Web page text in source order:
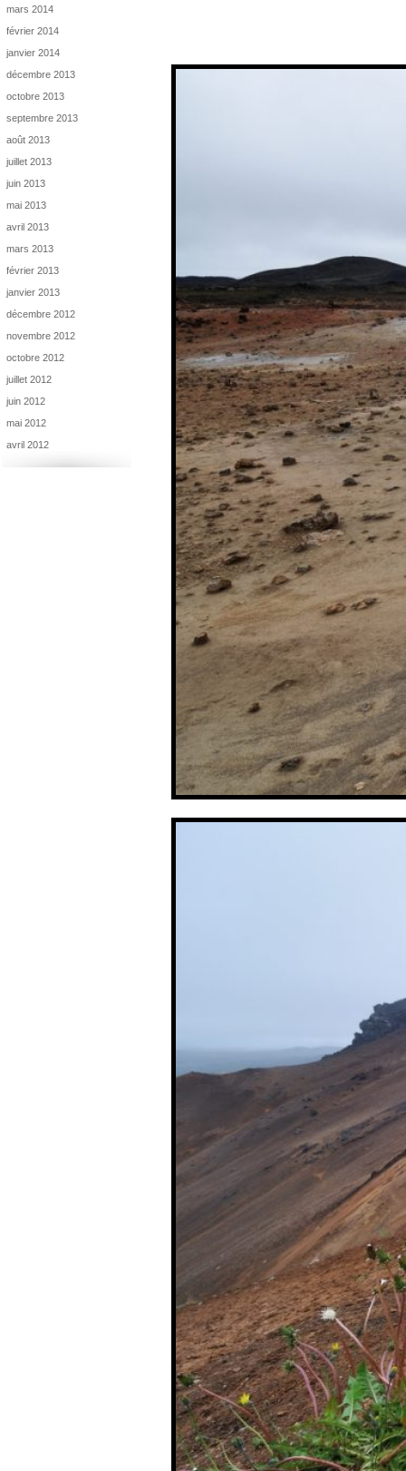
mars 2014
février 2014
janvier 2014
décembre 2013
octobre 2013
septembre 2013
août 2013
juillet 2013
juin 2013
mai 2013
avril 2013
mars 2013
février 2013
janvier 2013
décembre 2012
novembre 2012
octobre 2012
juillet 2012
juin 2012
mai 2012
avril 2012